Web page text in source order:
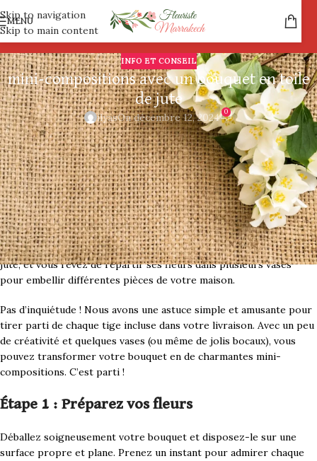
Skip to navigation
Skip to main content
MENU
INFO ET CONSEIL
mini-compositions avec un bouquet en toile
de jute
ilyasOn décembre 12, 2024 0
bouquet en toile de jute
ChezFleuriste Marrakech, nous aimons concevoir des bouquets
qui impressionnent : des compositions généreuses qui illuminent
votre journée dès leur arrivée à votre porte. Mais parfois, vous
avez envie d’utiliser vos talents créatifs pour transformer un
bouquet en plusieurs petites compositions. Vous avez peut-être
acheté notre bouquet XL enveloppé dans une élégante toile de
jute, et vous rêvez de répartir ses fleurs dans plusieurs vases
pour embellir différentes pièces de votre maison.
Pas d’inquiétude ! Nous avons une astuce simple et amusante pour
tirer parti de chaque tige incluse dans votre livraison. Avec un peu
de créativité et quelques vases (ou même de jolis bocaux), vous
pouvez transformer votre bouquet en de charmantes mini-
compositions. C’est parti !
Étape 1 : Préparez vos fleurs
Déballez soigneusement votre bouquet et disposez-le sur une
surface propre et plane. Prenez un instant pour admirer chaque